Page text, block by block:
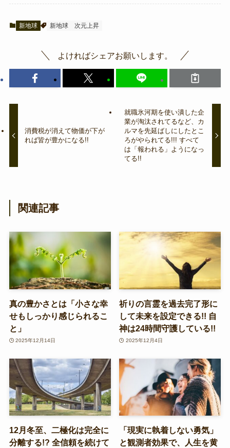
新地球 新地球 次元上昇
よければシェアお願いします。
消費税が消えて物価が下が
れば皆が豊かになる!!
就職氷河期を使い潰した企
業が淘汰されてるなど、カ
ルマを先延ばしにしたとこ
ろがやられてる!!! すべて
は「報われる」ようになっ
てる!!
関連記事
真の豊かさとは「小さな幸
せもしっかり感じられるこ
と」
2025年12月14日
祈りの言霊を過去完了形に
して未来を設定できる!! 自
神は24時間守護している!!
2025年12月4日
12月冬至、二極化は完全に
分離する!? 全信頼を続けて
「現実に執着しない勇気」
と観測者効果で、人生を黄